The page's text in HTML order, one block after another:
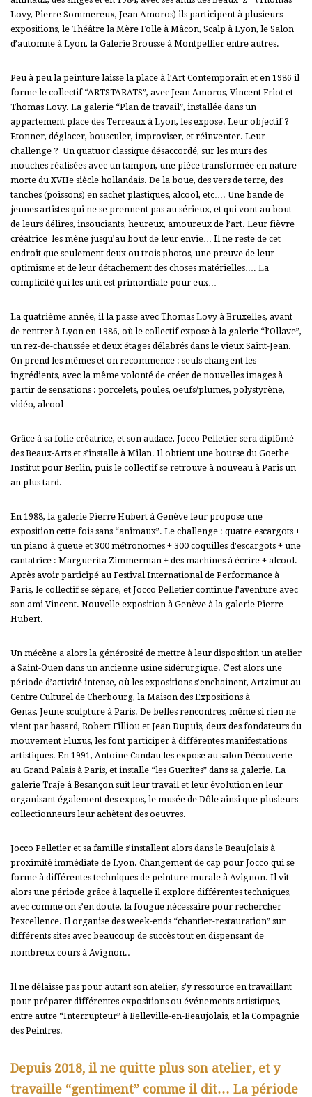
Lovy, Pierre Sommereux, Jean Amoros) ils participent à plusieurs
expositions, le Théâtre la Mère Folle à Mâcon, Scalp à Lyon, le Salon
d’automne à Lyon, la Galerie Brousse à Montpellier entre autres.
Peu à peu la peinture laisse la place à l’Art Contemporain et en 1986 il
forme le collectif “ARTSTARATS”, avec Jean Amoros, Vincent Friot et
Thomas Lovy. La galerie “Plan de travail”, installée dans un
appartement place des Terreaux à Lyon, les expose. Leur objectif ?
Etonner, déglacer, bousculer, improviser, et réinventer. Leur
challenge ? Un quatuor classique désaccordé, sur les murs des
mouches réalisées avec un tampon, une pièce transformée en nature
morte du XVIIe siècle hollandais. De la boue, des vers de terre, des
tanches (poissons) en sachet plastiques, alcool, etc…. Une bande de
jeunes artistes qui ne se prennent pas au sérieux, et qui vont au bout
de leurs délires, insouciants, heureux, amoureux de l’art. Leur fièvre
créatrice les mène jusqu’au bout de leur envie… Il ne reste de cet
endroit que seulement deux ou trois photos, une preuve de leur
optimisme et de leur détachement des choses matérielles…. La
complicité qui les unit est primordiale pour eux…
La quatrième année, il la passe avec Thomas Lovy à Bruxelles, avant
de rentrer à Lyon en 1986, où le collectif expose à la galerie “l’Ollave”,
un rez-de-chaussée et deux étages délabrés dans le vieux Saint-Jean.
On prend les mêmes et on recommence : seuls changent les
ingrédients, avec la même volonté de créer de nouvelles images à
partir de sensations : porcelets, poules, oeufs/plumes, polystyrène,
vidéo, alcool…
Grâce à sa folie créatrice, et son audace, Jocco Pelletier sera diplômé
des Beaux-Arts et s’installe à Milan. Il obtient une bourse du Goethe
Institut pour Berlin, puis le collectif se retrouve à nouveau à Paris un
an plus tard.
En 1988, la galerie Pierre Hubert à Genève leur propose une
exposition cette fois sans “animaux”. Le challenge : quatre escargots +
un piano à queue et 300 métronomes + 300 coquilles d’escargots + une
cantatrice : Marguerita Zimmerman + des machines à écrire + alcool.
Après avoir participé au Festival International de Performance à
Paris, le collectif se sépare, et Jocco Pelletier continue l’aventure avec
son ami Vincent. Nouvelle exposition à Genève à la galerie Pierre
Hubert.
Un mécène a alors la générosité de mettre à leur disposition un atelier
à Saint-Ouen dans un ancienne usine sidérurgique. C’est alors une
période d’activité intense, où les expositions s’enchainent, Artzimut au
Centre Culturel de Cherbourg, la Maison des Expositions à
Genas, Jeune sculpture à Paris. De belles rencontres, même si rien ne
vient par hasard, Robert Filliou et Jean Dupuis, deux des fondateurs du
mouvement Fluxus, les font participer à différentes manifestations
artistiques. En 1991, Antoine Candau les expose au salon Découverte
au Grand Palais à Paris, et installe “les Guerites” dans sa galerie. La
galerie Traje à Besançon suit leur travail et leur évolution en leur
organisant également des expos, le musée de Dôle ainsi que plusieurs
collectionneurs leur achètent des oeuvres.
Jocco Pelletier et sa famille s’installent alors dans le Beaujolais à
proximité immédiate de Lyon. Changement de cap pour Jocco qui se
forme à différentes techniques de peinture murale à Avignon. Il vit
alors une période grâce à laquelle il explore différentes techniques,
avec comme on s’en doute, la fougue nécessaire pour rechercher
l’excellence. Il organise des week-ends “chantier-restauration” sur
différents sites avec beaucoup de succès tout en dispensant de
nombreux cours à Avignon..
Il ne délaisse pas pour autant son atelier, s’y ressource en travaillant
pour préparer différentes expositions ou événements artistiques,
entre autre “Interrupteur” à Belleville-en-Beaujolais, et la Compagnie
des Peintres.
Depuis 2018, il ne quitte plus son atelier, et y
travaille “gentiment” comme il dit… La période